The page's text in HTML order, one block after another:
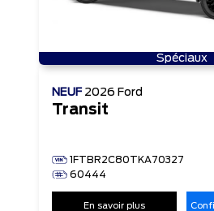
Spéciaux
NEUF 2026 Ford
Transit
1FTBR2C80TKA70327
60444
En savoir plus